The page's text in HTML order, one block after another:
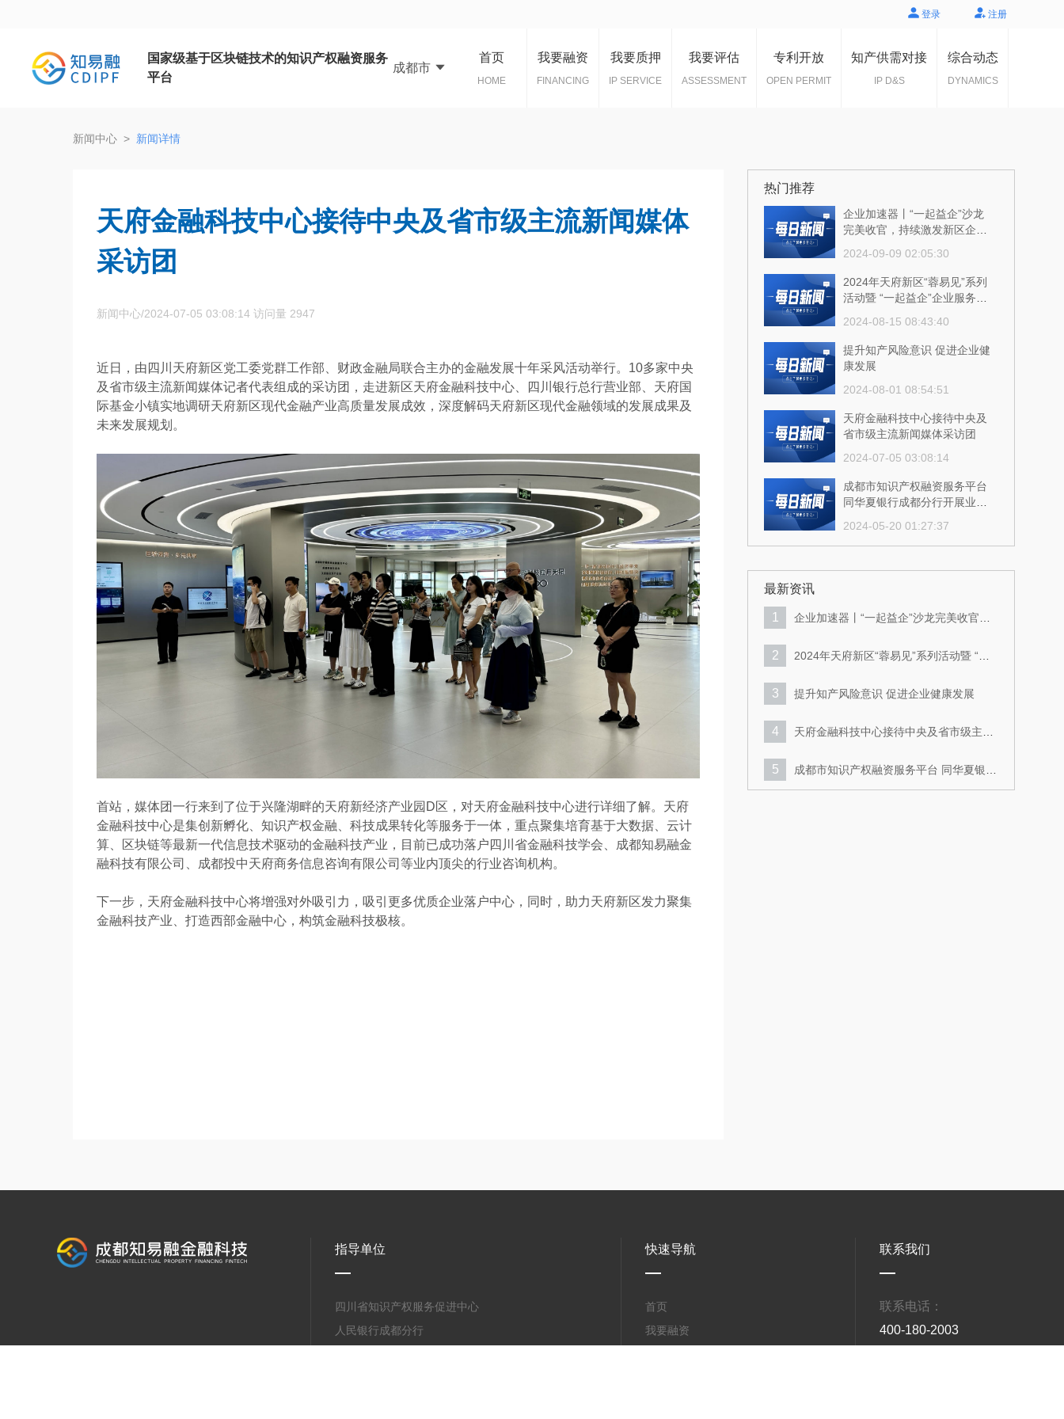
登录 注册
国家级基于区块链技术的知识产权融资服务
平台
成都市
首页
HOME
我要融资
FINANCING
我要质押
IP SERVICE
我要评估
ASSESSMENT
专利开放
OPEN PERMIT
知产供需对接
IP D&S
综合动态
DYNAMICS
新闻中心 > 新闻详情
天府金融科技中心接待中央及省市级主流新闻媒体
采访团
新闻中心/2024-07-05 03:08:14 访问量 2947
近日，由四川天府新区党工委党群工作部、财政金融局联合主办的金融发展十年采风活动举行。10多家中央
及省市级主流新闻媒体记者代表组成的采访团，走进新区天府金融科技中心、四川银行总行营业部、天府国
际基金小镇实地调研天府新区现代金融产业高质量发展成效，深度解码天府新区现代金融领域的发展成果及
未来发展规划。
首站，媒体团一行来到了位于兴隆湖畔的天府新经济产业园D区，对天府金融科技中心进行详细了解。天府
金融科技中心是集创新孵化、知识产权金融、科技成果转化等服务于一体，重点聚集培育基于大数据、云计
算、区块链等最新一代信息技术驱动的金融科技产业，目前已成功落户四川省金融科技学会、成都知易融金
融科技有限公司、成都投中天府商务信息咨询有限公司等业内顶尖的行业咨询机构。
下一步，天府金融科技中心将增强对外吸引力，吸引更多优质企业落户中心，同时，助力天府新区发力聚集
金融科技产业、打造西部金融中心，构筑金融科技极核。
热门推荐
企业加速器丨“一起益企”沙龙
完美收官，持续激发新区企业
2024-09-09 02:05:30
2024年天府新区“蓉易见”系列
活动暨 “一起益企”企业服务沙
2024-08-15 08:43:40
提升知产风险意识 促进企业健
康发展
2024-08-01 08:54:51
天府金融科技中心接待中央及
省市级主流新闻媒体采访团
2024-07-05 03:08:14
成都市知识产权融资服务平台
同华夏银行成都分行开展业务
2024-05-20 01:27:37
多措并举推进技术合同认定登
最新资讯
1
企业加速器丨“一起益企”沙龙完美收官，
2
2024年天府新区“蓉易见”系列活动暨 “一
3 提升知产风险意识 促进企业健康发展
4
天府金融科技中心接待中央及省市级主流
5
成都市知识产权融资服务平台 同华夏银行
成都分行开展业务交流
指导单位
四川省知识产权服务促进中心
人民银行成都分行
快速导航
首页
我要融资
联系我们
联系电话：
400-180-2003